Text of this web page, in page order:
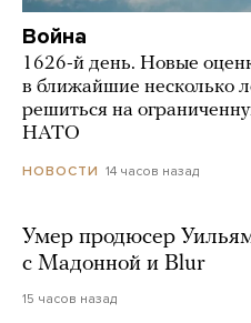
Война
1626-й день. Новые
в ближайшие несколько
решиться на
НАТО
НОВОСТИ 14 часов назад
Умер продюсер
с Мадонной и Blur
15 часов назад